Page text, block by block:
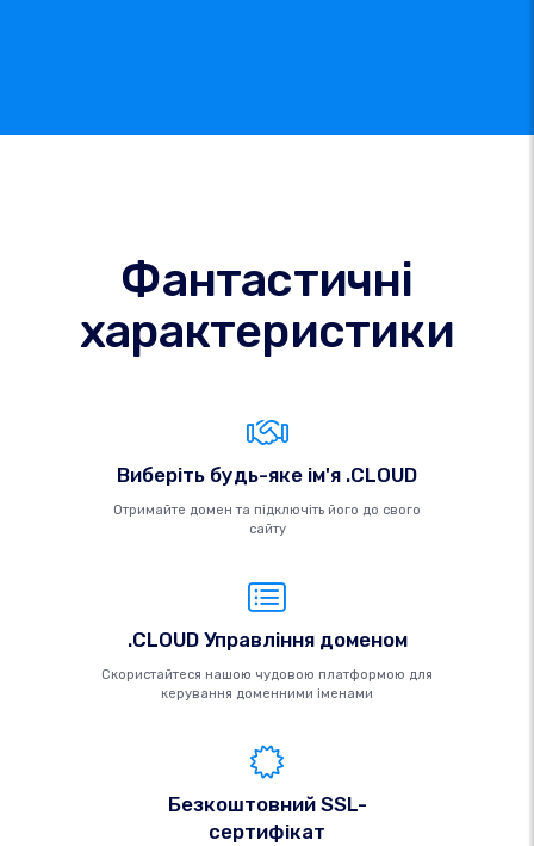
Фантастичні
характеристики
Виберіть будь-яке ім'я .CLOUD
Отримайте домен та підключіть його до свого
сайту
.CLOUD Управління доменом
Скористайтеся нашою чудовою платформою для
керування доменними іменами
Безкоштовний SSL-
сертифікат